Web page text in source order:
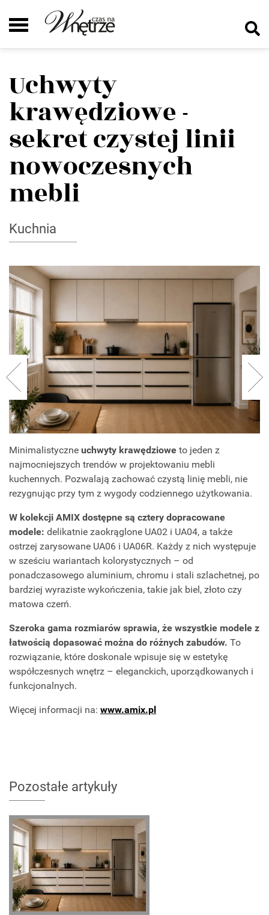
Uchwyty
krawędziowe -
sekret czystej linii
nowoczesnych
mebli
Kuchnia
Minimalistyczne uchwyty krawędziowe to jeden z
najmocniejszych trendów w projektowaniu mebli
kuchennych. Pozwalają zachować czystą linię mebli, nie
rezygnując przy tym z wygody codziennego użytkowania.
W kolekcji AMIX dostępne są cztery dopracowane
modele: delikatnie zaokrąglone UA02 i UA04, a także
ostrzej zarysowane UA06 i UA06R. Każdy z nich występuje
w sześciu wariantach kolorystycznych – od
ponadczasowego aluminium, chromu i stali szlachetnej, po
bardziej wyraziste wykończenia, takie jak biel, złoto czy
matowa czerń.
Szeroka gama rozmiarów sprawia, że wszystkie modele z
łatwością dopasować można do różnych zabudów. To
rozwiązanie, które doskonale wpisuje się w estetykę
współczesnych wnętrz – eleganckich, uporządkowanych i
funkcjonalnych.
Więcej informacji na: www.amix.pl
Pozostałe artykuły